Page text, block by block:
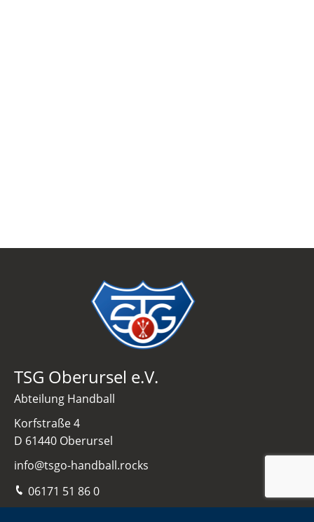
TSG Oberursel e.V.
Abteilung Handball
Korfstraße 4
D 61440 Oberursel
info@tsgo-handball.rocks
06171 51 86 0